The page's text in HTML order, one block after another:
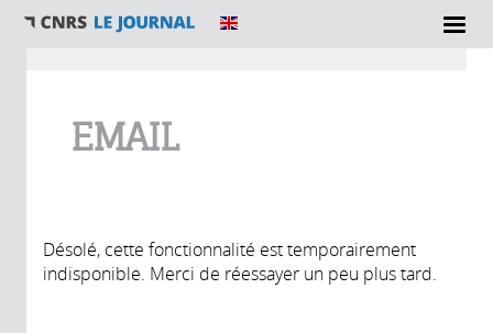
EMAIL
Désolé, cette fonctionnalité est temporairement
indisponible. Merci de réessayer un peu plus tard.